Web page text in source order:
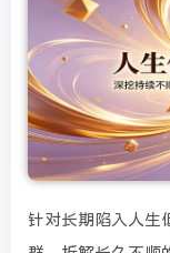
针对长期陷入人生